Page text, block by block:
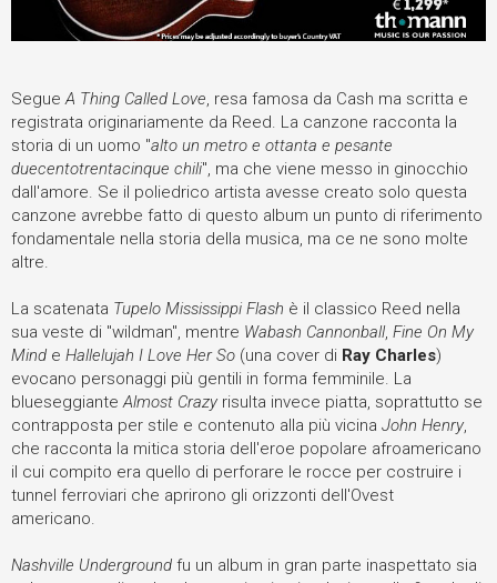
SegueA Thing Called Love, resa famosa da Cash ma scritta e
registrata originariamente da Reed. La canzone racconta la
storia di un uomo "alto un metro e ottanta e pesante
duecentotrentacinque chili", ma che viene messo in ginocchio
dall'amore. Se il poliedrico artista avesse creato solo questa
canzone avrebbe fatto di questo album un punto di riferimento
fondamentale nella storia della musica, ma ce ne sono molte
altre.
La scatenata Tupelo Mississippi Flash è il classico Reed nella
sua veste di "wildman", mentre Wabash Cannonball, Fine On My
Mind e Hallelujah I Love Her So (una cover di Ray Charles)
evocano personaggi più gentili in forma femminile. La
blueseggianteAlmost Crazy risulta invece piatta, soprattutto se
contrapposta per stile e contenuto alla più vicina John Henry,
che racconta la mitica storia dell'eroe popolare afroamericano
il cui compito era quello di perforare le rocce per costruire i
tunnel ferroviari che aprirono gli orizzonti dell'Ovest
americano.
Nashville Underground fu un album in gran parte inaspettato sia